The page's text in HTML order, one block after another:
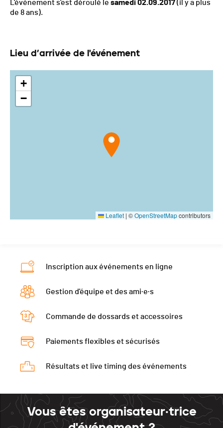
L'événement s'est déroulé le samedi 02.09.2017(il y a plus
de 8 ans).
Lieu d’arrivée de l'événement
+
−
Leaflet | ©OpenStreetMapcontributors
Inscription aux événements en ligne
Gestion d'équipe et des ami·e·s
Commande de dossards et accessoires
Paiements flexibles et sécurisés
Résultats et live timing des événements
Vous êtes organisateur·trice